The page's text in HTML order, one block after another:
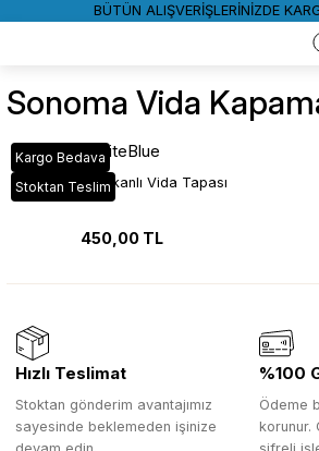
BÜTÜN ALIŞVERİŞLERİNİZDE
Sonoma Vida
Kargo Bedava
Stoktan Teslim
WhiteBlue
Sonoma Yapışkanlı Vida Tapası
450,00 TL
Hızlı Teslimat
Stoktan gönderim avantajımız
sayesinde beklemeden işinize
%100
Ödeme
korunur.